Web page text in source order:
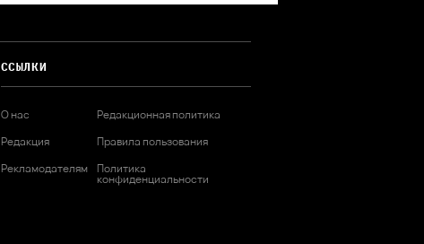
ССЫЛКИ
О нас
Редакция
Рекламодателям
Редакционная политика
Правила пользования
Политика
конфиденциальности